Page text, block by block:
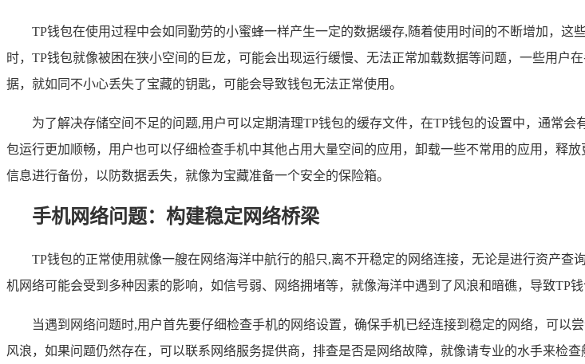
TP钱包在使用过程中会如同勤劳的小蜜蜂一样产生一定的数据缓存,随着使用时间的不断增加，
时，TP钱包就像被困在狭小空间的巨龙，可能会出现运行缓慢、无法正常加载数据等问题，一些用
据，就如同不小心丢失了宝藏的钥匙，可能会导致钱包无法正常使用。
为了解决存储空间不足的问题,用户可以定期清理TP钱包的缓存文件，在TP钱包的设置中，通常
包运行更加顺畅，用户也可以仔细检查手机中其他占用大量空间的应用，卸载一些不常用的应用，释
信息进行备份，以防数据丢失，就像为宝藏准备一个安全的保险箱。
手机网络问题：构建稳定网络桥梁
TP钱包的正常使用就像一艘在网络海洋中航行的船只,离不开稳定的网络连接，无论是进行资产
机网络可能会受到多种因素的影响，如信号弱、网络拥堵等，就像海洋中遇到了风浪和暗礁，导致TP
当遇到网络问题时,用户首先要仔细检查手机的网络设置，确保手机已经连接到稳定的网络，可
风浪，如果问题仍然存在，可以联系网络服务提供商，排查是否是网络故障，就像请专业的水手来检